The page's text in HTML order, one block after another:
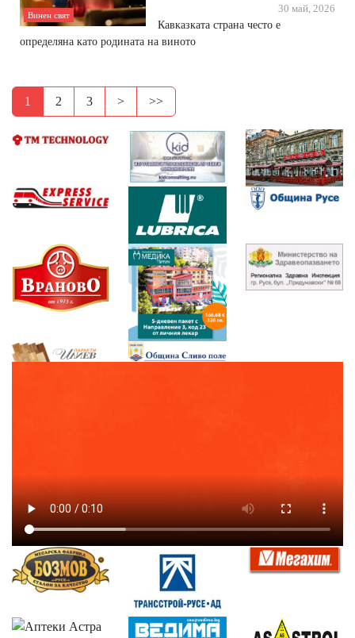
Винен свят
30 май, 2026
Кавказката страна често е
определяна като родината на виното
1 2 3 > >>